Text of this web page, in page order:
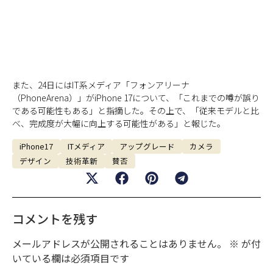
また、24日にはIT系メディア「フォンアリーナ
（PhoneArena）」がiPhone 17について、「これまでの噂が誤り
である可能性もある」と指摘した。その上で、「従来モデルと比
べ、完成度が大幅に向上する可能性がある」と報じた。
iPhone17 ITメディア アップグレード
カメラ
デザイン
技術革新 賛否
コメントを残す
メールアドレスが公開されることはありません。 ※ が付
いている欄は必須項目です